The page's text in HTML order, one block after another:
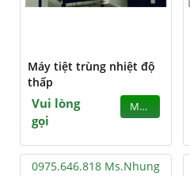
Máy tiệt trùng nhiệt độ
thấp
Vui lòng
gọi
MUA
0975.646.818 Ms.Nhung